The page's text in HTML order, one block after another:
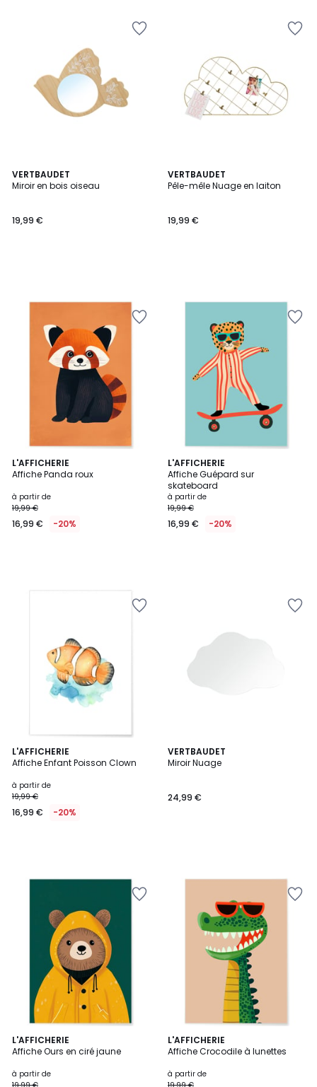
VERTBAUDET
Miroir en bois oiseau
19,99 €
VERTBAUDET
Pêle-mêle Nuage en laiton
19,99 €
L'AFFICHERIE
Affiche Panda roux
à partir de
19,99 €
16,99 € -20%
L'AFFICHERIE
Affiche Guépard sur
skateboard
à partir de
19,99 €
16,99 € -20%
L'AFFICHERIE
Affiche Enfant Poisson Clown
à partir de
19,99 €
16,99 € -20%
VERTBAUDET
Miroir Nuage
24,99 €
L'AFFICHERIE
Affiche Ours en ciré jaune
à partir de
L'AFFICHERIE
Affiche Crocodile à lunettes
à partir de